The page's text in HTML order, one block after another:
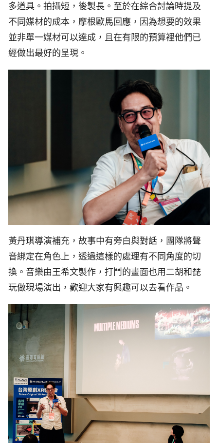
多道具。拍攝短，後製長。至於在綜合討論時提及
不同媒材的成本，摩根歐馬回應，因為想要的效果
並非單一媒材可以達成，且在有限的預算裡他們已
經做出最好的呈現。
黃丹琪導演補充，故事中有旁白與對話，團隊將聲
音綁定在角色上，透過這樣的處理有不同角度的切
換。音樂由王希文製作，打鬥的畫面也用二胡和琵
玩做現場演出，歡迎大家有興趣可以去看作品。